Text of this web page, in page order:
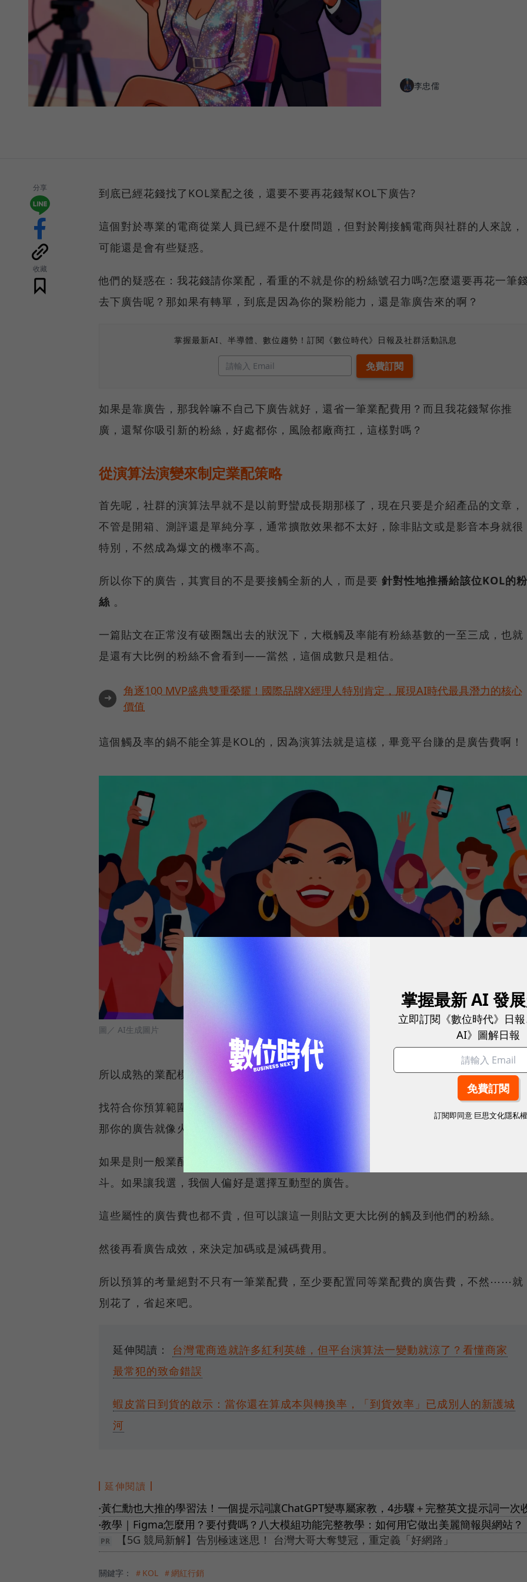
李忠儒
分享
收藏
到底已經花錢找了KOL業配之後，還要不要再花錢幫KOL下廣告?
這個對於專業的電商從業人員已經不是什麼問題，但對於剛接觸電商與社群的人來說，
可能還是會有些疑惑。
他們的疑惑在：我花錢請你業配，看重的不就是你的粉絲號召力嗎?怎麼還要再花一筆
去下廣告呢？那如果有轉單，到底是因為你的聚粉能力，還是靠廣告來的啊？
掌握最新AI、半導體、數位趨勢！訂閱《數位時代》日報及社群活動訊息
如果是靠廣告，那我幹嘛不自己下廣告就好，還省一筆業配費用？而且我花錢幫你推
廣，還幫你吸引新的粉絲，好處都你，風險都廠商扛，這樣對嗎？
從演算法演變來制定業配策略
首先呢，社群的演算法早就不是以前野蠻成長期那樣了，現在只要是介紹產品的文章，
不管是開箱、測評還是單純分享，通常擴散效果都不太好，除非貼文或是影音本身就很
特別，不然成為爆文的機率不高。
所以你下的廣告，其實目的不是要接觸全新的人，而是要 針對性地推播給該位KOL的粉
絲 。
一篇貼文在正常沒有破圈飄出去的狀況下，大概觸及率能有粉絲基數的一至三成，也就
是還有大比例的粉絲不會看到——當然，這個成數只是粗估。
➜
角逐100 MVP盛典雙重榮耀！國際品牌X經理人特別肯定，展現AI時代最具潛力的核心
價值
這個觸及率的鍋不能全算是KOL的，因為演算法就是這樣，畢竟平台賺的是廣告費啊！
圖／ AI生成圖片
所以成熟的業配模式應該是怎麼樣？
找符合你預算範圍內的對象，然後預算一定要留廣告費的空間，如果本身文章就炸了，
那你的廣告就像火上澆油，可以觸及更多的人，妥妥地以小錢換大錢。
如果是則一般業配，那你可以選擇觸及、互動以及流量的廣告類型，去建一個簡單的漏
斗。如果讓我選，我個人偏好是選擇互動型的廣告。
這些屬性的廣告費也都不貴，但可以讓這一則貼文更大比例的觸及到他們的粉絲。
然後再看廣告成效，來決定加碼或是減碼費用。
所以預算的考量絕對不只有一筆業配費，至少要配置同等業配費的廣告費，不然⋯⋯就
別花了，省起來吧。
延伸閱讀： 台灣電商造就許多紅利英雄，但平台演算法一變動就涼了？看懂商家
最常犯的致命錯誤
蝦皮當日到貨的啟示：當你還在算成本與轉換率，「到貨效率」已成別人的新護城
河
延伸閱讀
●黃仁勳也大推的學習法！一個提示詞讓ChatGPT變專屬家教，4步驟＋完整英文提示詞一次
●教學｜Figma怎麼用？要付費嗎？八大模組功能完整教學：如何用它做出美麗簡報與網站？
【5G 競局新解】告別極速迷思！ 台灣大哥大奪雙冠，重定義「好網路」
關鍵字： ＃KOL ＃網紅行銷
掌握最新 AI 發
立即訂閱《數位時代》日
AI》圖解日報
訂閱即同意 巨思文化隱私